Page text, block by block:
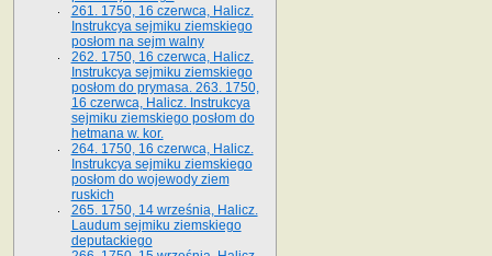
261. 1750, 16 czerwca, Halicz.
Instrukcya sejmiku ziemskiego
posłom na sejm walny
262. 1750, 16 czerwca, Halicz.
Instrukcya sejmiku ziemskiego
posłom do prymasa. 263. 1750,
16 czerwca, Halicz. Instrukcya
sejmiku ziemskiego posłom do
hetmana w. kor.
264. 1750, 16 czerwca, Halicz.
Instrukcya sejmiku ziemskiego
posłom do wojewody ziem
ruskich
265. 1750, 14 września, Halicz.
Laudum sejmiku ziemskiego
deputackiego